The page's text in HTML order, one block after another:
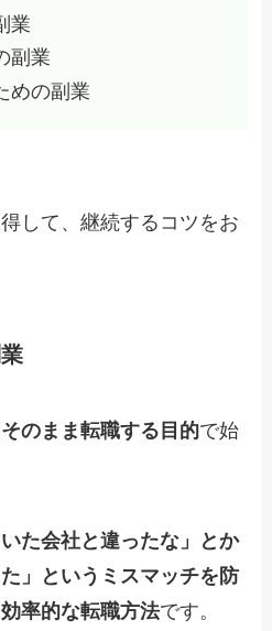
業
副業
めの副業
して、継続するコツをお
のまま転職する目的で始
た会社と違ったな」とか
」というミスマッチを防
率的な転職方法です。